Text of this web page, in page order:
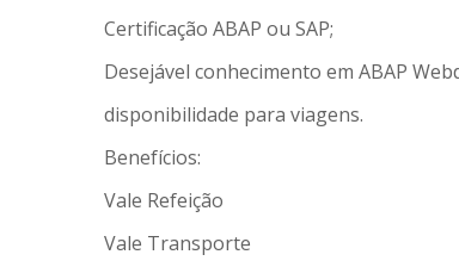
Certificação ABAP ou SAP;
Desejável conhecimento em ABAP
disponibilidade para viagens.
Benefícios:
Vale Refeição
Vale Transporte